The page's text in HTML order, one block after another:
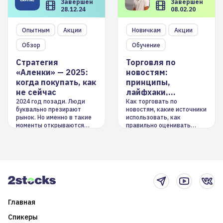
Завершен
28.12.24
Опытным
Акции
Обзор
Стратегия
«Аленки» — 2025:
когда покупать, как
не сейчас
2024 год позади. Люди
буквально презирают
рынок. Но именно в такие
моменты открываются
Завершен
08.02.20
Новичкам
Акции
Обучение
Торговля по
новостям:
принципы,
лайфхаки,
инструменты
Как торговать по
новостям, какие источники
использовать, как
правильно оценивать
Главная
Спикеры